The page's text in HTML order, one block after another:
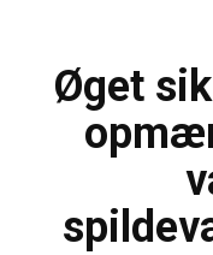
Øget